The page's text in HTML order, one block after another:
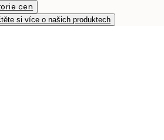
cen
si více o našich produktech